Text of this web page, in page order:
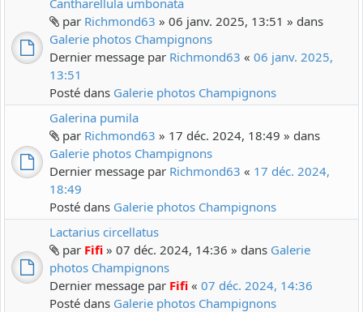
Cantharellula umbonata
par Richmond63 » 06 janv. 2025, 13:51 » dans
Galerie photos Champignons
Dernier message par Richmond63 « 06 janv. 2025,
13:51
Posté dans Galerie photos Champignons
Galerina pumila
par Richmond63 » 17 déc. 2024, 18:49 » dans
Galerie photos Champignons
Dernier message par Richmond63 « 17 déc. 2024,
18:49
Posté dans Galerie photos Champignons
Lactarius circellatus
par Fifi » 07 déc. 2024, 14:36 » dans Galerie
photos Champignons
Dernier message par Fifi « 07 déc. 2024, 14:36
Posté dans Galerie photos Champignons